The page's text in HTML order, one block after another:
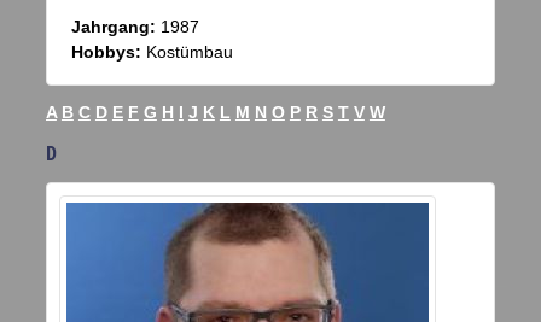
Jahrgang: 1987
Hobbys: Kostümbau
A B C D E F G H I J K L M N O P R S T V W
D